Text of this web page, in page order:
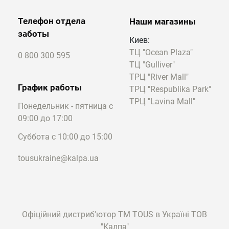
создают изящный блеск и становятся
примечательным акцентом в образе.
Чем могут быть украшены кольца в белом
Есть большое количество декоративных
элементов, с помощью которых ювелирным
изделиям придают оригинальный и
необычный вид. Например, это могут быть
бриллианты определенной огранки,
изящный черный оникс, а также
золота. Вы найдете в TOUS ювелирные
изделия с жемчужинами, каждая из которых
Телефон отдела
заботы
0 800 300 595
График работы
Понедельник - пятница с
09:00 до 17:00
Суббота с 10:00 до 15:00
tousukraine@kalpa.ua
Наши магазины
Киев:
ТЦ "Ocean Plaza"
ТЦ "Gulliver"
ТРЦ "River Mall"
ТРЦ "Respublika Park"
ТРЦ "Lavina Mall"
Офіційний дистриб'ютор ТМ TOUS в Україні ТОВ
"Калпа"